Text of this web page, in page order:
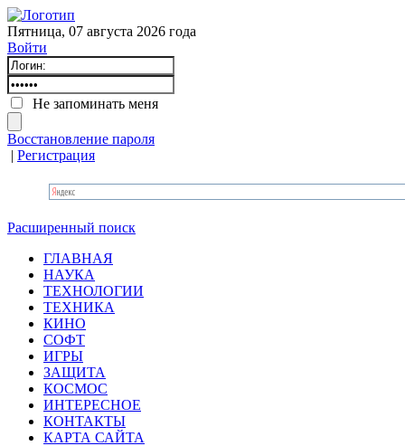
Пятница, 07 августа 2026 года
Войти
Не запоминать меня
Восстановление пароля
| Регистрация
Расширенный поиск
ГЛАВНАЯ
НАУКА
ТЕХНОЛОГИИ
ТЕХНИКА
КИНО
СОФТ
ИГРЫ
ЗАЩИТА
КОСМОС
ИНТЕРЕСНОЕ
КОНТАКТЫ
КАРТА САЙТА